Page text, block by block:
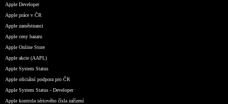
Apple Developer
Apple práce v ČR
Apple zaměstnanci
Apple ceny bazaru
Apple Online Store
Apple akcie (AAPL)
Apple System Status
Apple oficiální podpora pro ČR
Apple System Status - Developer
Apple kontrola sériového čísla zařízení